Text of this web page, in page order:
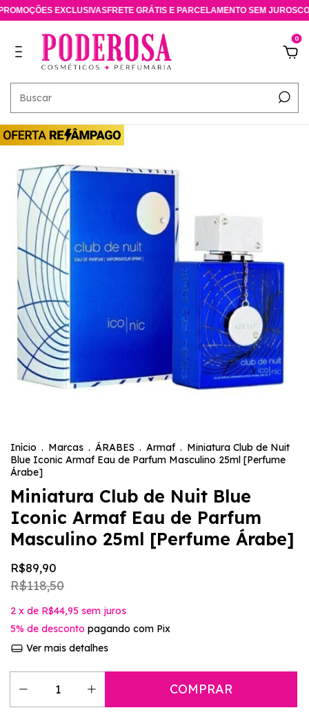
EXCLUSIVASFRETE GRÁTIS E PARCELAMENTO SEM JUROS
0
Início . Marcas . ÁRABES . Armaf . Miniatura Club de Nuit
Blue Iconic Armaf Eau de Parfum Masculino 25ml [Perfume
Árabe]
Miniatura Club de Nuit Blue
Iconic Armaf Eau de Parfum
Masculino 25ml [Perfume Árabe]
R$89,90
R$118,50
2 x de R$44,95 sem juros
5% de desconto pagando com Pix
Ver mais detalhes